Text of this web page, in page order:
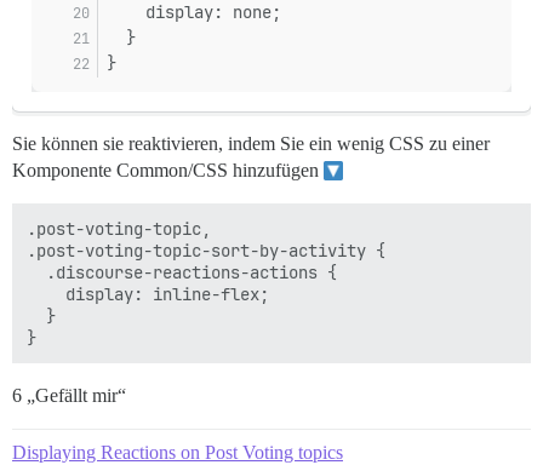
    display: none;
  }
}
Sie können sie reaktivieren, indem Sie ein wenig CSS zu einer
Komponente Common/CSS hinzufügen
.post-voting-topic,
.post-voting-topic-sort-by-activity {
  .discourse-reactions-actions {
    display: inline-flex;
  }
6 „Gefällt mir“
Displaying Reactions on Post Voting topics